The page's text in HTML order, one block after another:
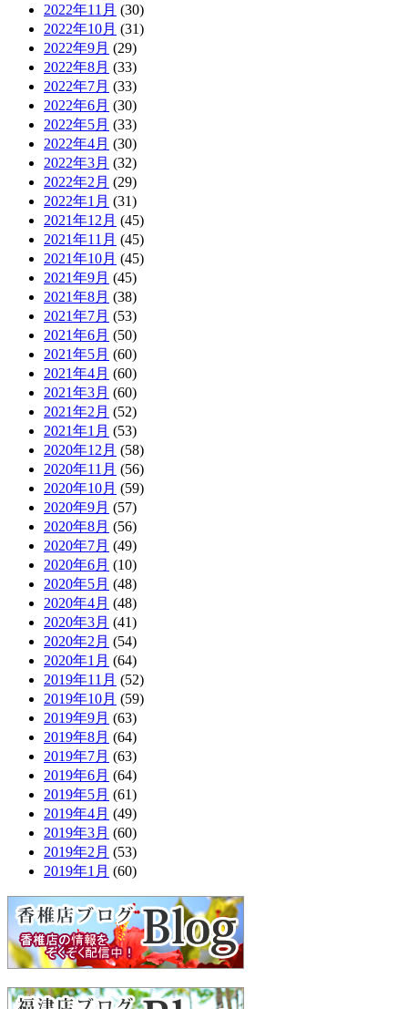
2022年11月 (30)
2022年10月 (31)
2022年9月 (29)
2022年8月 (33)
2022年7月 (33)
2022年6月 (30)
2022年5月 (33)
2022年4月 (30)
2022年3月 (32)
2022年2月 (29)
2022年1月 (31)
2021年12月 (45)
2021年11月 (45)
2021年10月 (45)
2021年9月 (45)
2021年8月 (38)
2021年7月 (53)
2021年6月 (50)
2021年5月 (60)
2021年4月 (60)
2021年3月 (60)
2021年2月 (52)
2021年1月 (53)
2020年12月 (58)
2020年11月 (56)
2020年10月 (59)
2020年9月 (57)
2020年8月 (56)
2020年7月 (49)
2020年6月 (10)
2020年5月 (48)
2020年4月 (48)
2020年3月 (41)
2020年2月 (54)
2020年1月 (64)
2019年11月 (52)
2019年10月 (59)
2019年9月 (63)
2019年8月 (64)
2019年7月 (63)
2019年6月 (64)
2019年5月 (61)
2019年4月 (49)
2019年3月 (60)
2019年2月 (53)
2019年1月 (60)